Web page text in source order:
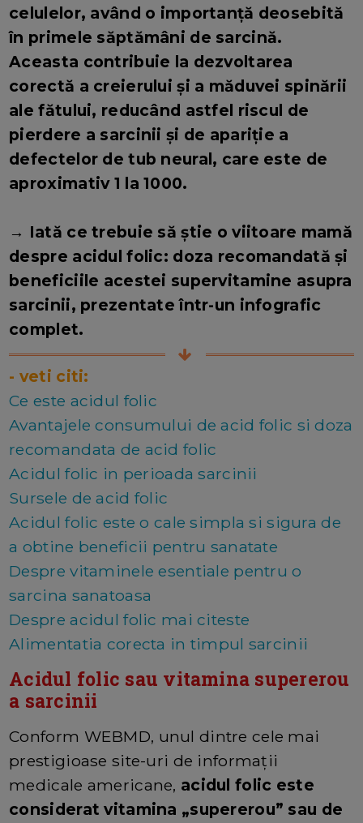
celulelor, având o importanță deosebită
în primele săptămâni de sarcină.
Aceasta contribuie la dezvoltarea
corectă a creierului și a măduvei spinării
ale fătului, reducând astfel riscul de
pierdere a sarcinii și de apariție a
defectelor de tub neural, care este de
aproximativ 1 la 1000.
→ Iată ce trebuie să știe o viitoare mamă
despre acidul folic: doza recomandată și
beneficiile acestei supervitamine asupra
sarcinii, prezentate într-un infografic
complet.
- veti citi:
Ce este acidul folic
Avantajele consumului de acid folic si doza
recomandata de acid folic
Acidul folic in perioada sarcinii
Sursele de acid folic
Acidul folic este o cale simpla si sigura de
a obtine beneficii pentru sanatate
Despre vitaminele esentiale pentru o
sarcina sanatoasa
Despre acidul folic mai citeste
Alimentatia corecta in timpul sarcinii
Acidul folic sau vitamina supererou
a sarcinii
Conform WEBMD, unul dintre cele mai
prestigioase site-uri de informații
medicale americane, acidul folic este
considerat vitamina „supererou” sau de